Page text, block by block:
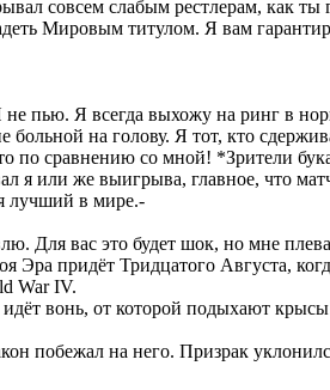
совсем слабым рестлерам, как
Мировым титулом. Я вам
пью. Я всегда выхожу на ринг в
на голову. Я тот, кто
по сравнению со мной! *Зрители
я или же выигрыва, главное, что
лучший в мире.-
Для вас это будет шок, но мне
Эра придёт Тридцатого Августа,
War IV.
вонь, от которой подыхают
побежал на него. Призрак